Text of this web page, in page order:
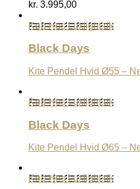
kr. 3.995,00
Køb Hos Luxlight.dk
Black Days
Kite Pendel Hvid Ø55 –
Køb Hos Luxlight.dk
Black Days
Kite Pendel Hvid Ø65 –
Køb Hos Luxlight.dk